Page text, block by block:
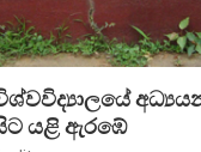
යළි ඇරඹේ